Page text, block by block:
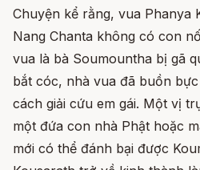
Chuyện kể rằng, vua Phanya
Nang Chanta không có con
vua là bà Soumountha bị gã
bắt cóc, nhà vua đã buồn
cách giải cứu em gái. Một vị
một đứa con nhà Phật hoặc
mới có thể đánh bại được